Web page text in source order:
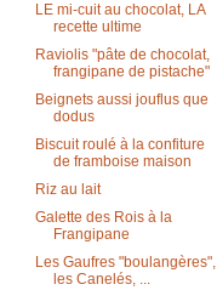
LE mi-cuit au chocolat, LA
recette ultime
Raviolis "pâte de chocolat,
frangipane de pistache"
Beignets aussi jouflus que
dodus
Biscuit roulé à la confiture
de framboise maison
Riz au lait
Galette des Rois à la
Frangipane
Les Gaufres "boulangères",
les Canelés, ...